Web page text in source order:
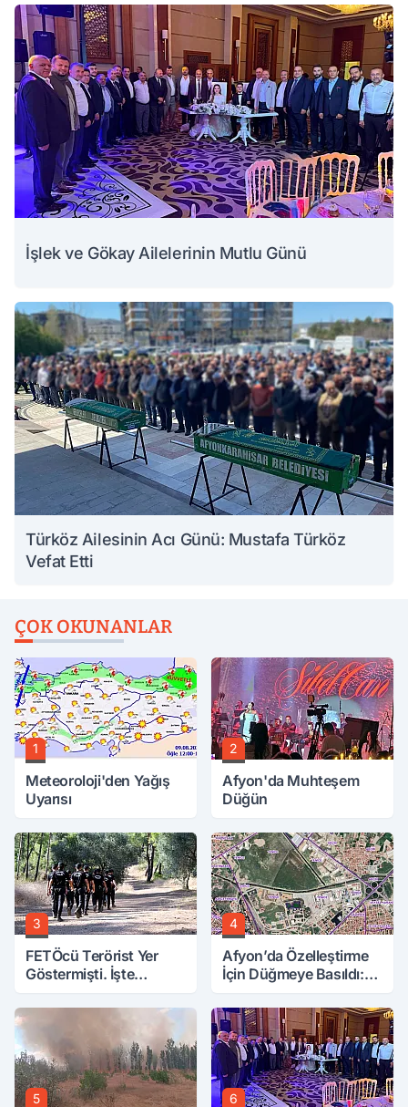
İşlek ve Gökay Ailelerinin Mutlu Günü
Türköz Ailesinin Acı Günü: Mustafa Türköz
Vefat Etti
ÇOK OKUNANLAR
1
Meteoroloji'den Yağış
Uyarısı
2
Afyon'da Muhteşem
Düğün
3
FETÖcü Terörist Yer
Göstermişti. İşte
4
Afyon’da Özelleştirme
İçin Düğmeye Basıldı:
5 6